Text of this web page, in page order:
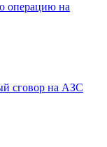
операцию на
сговор на АЗС